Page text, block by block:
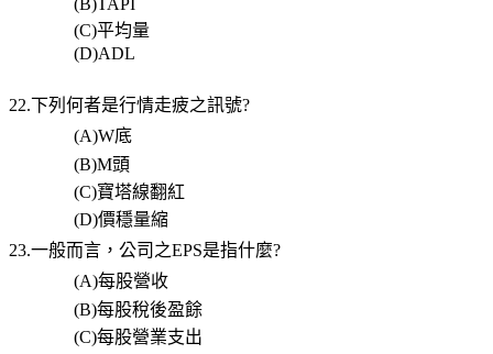
(B)TAPI
(C)平均量
(D)ADL
22.下列何者是行情走疲之訊號?
(A)W底
(B)M頭
(C)寶塔線翻紅
(D)價穩量縮
23.一般而言，公司之EPS是指什麼?
(A)每股營收
(B)每股稅後盈餘
(C)每股營業支出